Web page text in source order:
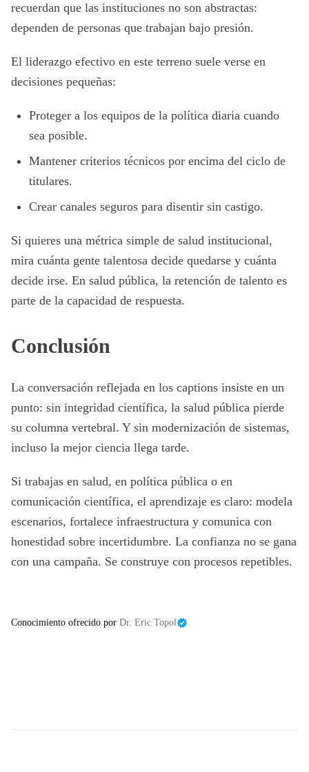
recuerdan que las instituciones no son abstractas:
dependen de personas que trabajan bajo presión.
El liderazgo efectivo en este terreno suele verse en
decisiones pequeñas:
Proteger a los equipos de la política diaria cuando
sea posible.
Mantener criterios técnicos por encima del ciclo de
titulares.
Crear canales seguros para disentir sin castigo.
Si quieres una métrica simple de salud institucional,
mira cuánta gente talentosa decide quedarse y cuánta
decide irse. En salud pública, la retención de talento es
parte de la capacidad de respuesta.
Conclusión
La conversación reflejada en los captions insiste en un
punto: sin integridad científica, la salud pública pierde
su columna vertebral. Y sin modernización de sistemas,
incluso la mejor ciencia llega tarde.
Si trabajas en salud, en política pública o en
comunicación científica, el aprendizaje es claro: modela
escenarios, fortalece infraestructura y comunica con
honestidad sobre incertidumbre. La confianza no se gana
con una campaña. Se construye con procesos repetibles.
Conocimiento ofrecido por Dr. Eric Topol